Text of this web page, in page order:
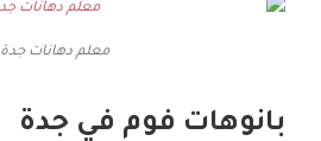
معلم دهانات جدة
بانوهات فوم في جدة